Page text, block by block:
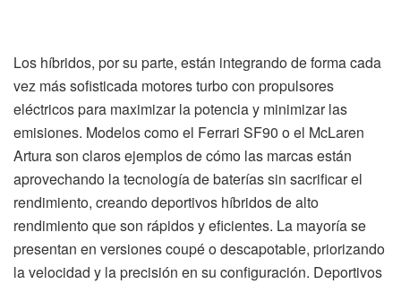
Los híbridos, por su parte, están integrando de forma cada
vez más sofisticada motores turbo con propulsores
eléctricos para maximizar la potencia y minimizar las
emisiones. Modelos como el Ferrari SF90 o el McLaren
Artura son claros ejemplos de cómo las marcas están
aprovechando la tecnología de baterías sin sacrificar el
rendimiento, creando deportivos híbridos de alto
rendimiento que son rápidos y eficientes. La mayoría se
presentan en versiones coupé o descapotable, priorizando
la velocidad y la precisión en su configuración. Deportivos